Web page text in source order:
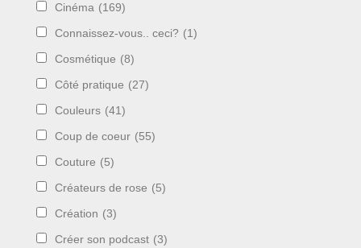
Cinéma (169)
Connaissez-vous.. ceci? (1)
Cosmétique (8)
Côté pratique (27)
Couleurs (41)
Coup de coeur (55)
Couture (5)
Créateurs de rose (5)
Création (3)
Créer son podcast (3)